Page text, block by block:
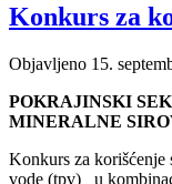
Konkurs za
Objavljeno 15.
POKRAJINSKI
MINERALNE
Konkurs za korišćenje
vode (tpv) u